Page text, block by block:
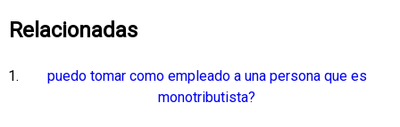
Relacionadas
puedo tomar como empleado a una persona que es
monotributista?